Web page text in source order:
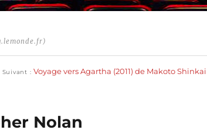
Suivant Voyage vers Agartha (2011) de Makoto Shinkai
Nolan